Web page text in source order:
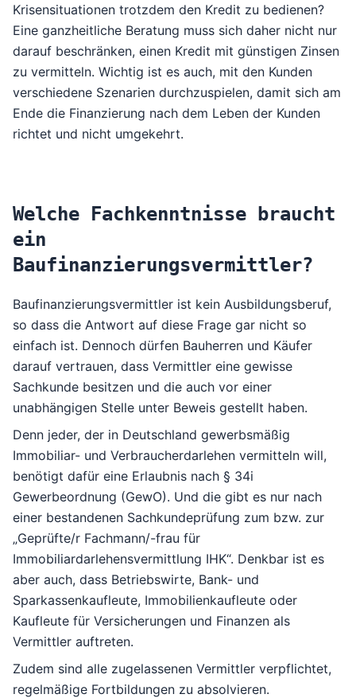
Krisensituationen trotzdem den Kredit zu bedienen?
Eine ganzheitliche Beratung muss sich daher nicht nur
darauf beschränken, einen Kredit mit günstigen Zinsen
zu vermitteln. Wichtig ist es auch, mit den Kunden
verschiedene Szenarien durchzuspielen, damit sich am
Ende die Finanzierung nach dem Leben der Kunden
richtet und nicht umgekehrt.
Welche Fachkenntnisse braucht
ein
Baufinanzierungsvermittler?
Baufinanzierungsvermittler ist kein Ausbildungsberuf,
so dass die Antwort auf diese Frage gar nicht so
einfach ist. Dennoch dürfen Bauherren und Käufer
darauf vertrauen, dass Vermittler eine gewisse
Sachkunde besitzen und die auch vor einer
unabhängigen Stelle unter Beweis gestellt haben.
Denn jeder, der in Deutschland gewerbsmäßig
Immobiliar- und Verbraucherdarlehen vermitteln will,
benötigt dafür eine Erlaubnis nach § 34i
Gewerbeordnung (GewO). Und die gibt es nur nach
einer bestandenen Sachkundeprüfung zum bzw. zur
„Geprüfte/r Fachmann/-frau für
Immobiliardarlehensvermittlung IHK“. Denkbar ist es
aber auch, dass Betriebswirte, Bank- und
Sparkassenkaufleute, Immobilienkaufleute oder
Kaufleute für Versicherungen und Finanzen als
Vermittler auftreten.
Zudem sind alle zugelassenen Vermittler verpflichtet,
regelmäßige Fortbildungen zu absolvieren.